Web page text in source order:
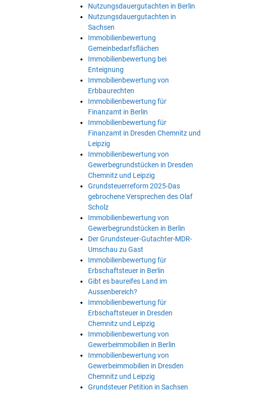
Nutzungsdauergutachten in Berlin
Nutzungsdauergutachten in
Sachsen
Immobilienbewertung
Gemeinbedarfsflächen
Immobilienbewertung bei
Enteignung
Immobilienbewertung von
Erbbaurechten
Immobilienbewertung für
Finanzamt in Berlin
Immobilienbewertung für
Finanzamt in Dresden Chemnitz und
Leipzig
Immobilienbewertung von
Gewerbegrundstücken in Dresden
Chemnitz und Leipzig
Grundsteuerreform 2025-Das
gebrochene Versprechen des Olaf
Scholz
Immobilienbewertung von
Gewerbegrundstücken in Berlin
Der Grundsteuer-Gutachter-MDR-
Umschau zu Gast
Immobilienbewertung für
Erbschaftsteuer in Berlin
Gibt es baureifes Land im
Aussenbereich?
Immobilienbewertung für
Erbschaftsteuer in Dresden
Chemnitz und Leipzig
Immobilienbewertung von
Gewerbeimmobilien in Berlin
Immobilienbewertung von
Gewerbeimmobilien in Dresden
Chemnitz und Leipzig
Grundsteuer Petition in Sachsen